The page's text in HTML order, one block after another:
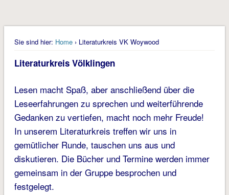
Sie sind hier: Home› Literaturkreis VK Woywood
Literaturkreis Völklingen
Lesen macht Spaß, aber anschließend über die
Leseerfahrungen zu sprechen und weiterführende
Gedanken zu vertiefen, macht noch mehr Freude!
In unserem Literaturkreis treffen wir uns in
gemütlicher Runde, tauschen uns aus und
diskutieren. Die Bücher und Termine werden immer
gemeinsam in der Gruppe besprochen und
festgelegt.